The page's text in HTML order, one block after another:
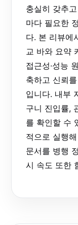
충실히 갖추
마다 필요한
다. 본 리뷰에
교 바와 요약
접근성·성능
축하고 신뢰
입니다. 내부
구니 진입률,
를 확인할 수
적으로 실행
문서를 병행
시 속도 또한